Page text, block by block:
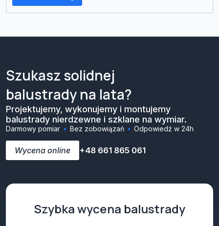
STAL, producent balustrad z wieloletnim
Szukasz solidnej
balustrady na lata?
Projektujemy, wykonujemy i montujemy
balustrady nierdzewne i szklane na wymiar.
Darmowy pomiar Bez zobowiązań Odpowiedź w 24h
Wycena online +48 661 865 061
Szybka wycena balustrady